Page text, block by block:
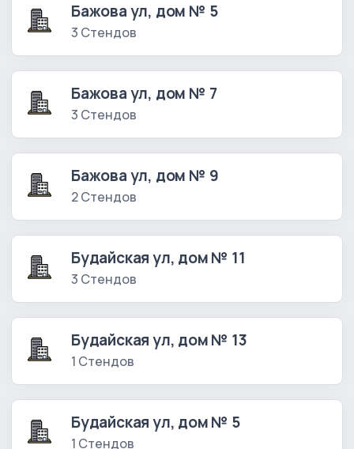
Бажова ул, дом № 5
3 Стендов
Бажова ул, дом № 7
3 Стендов
Бажова ул, дом № 9
2 Стендов
Будайская ул, дом № 11
3 Стендов
Будайская ул, дом № 13
1 Стендов
Будайская ул, дом № 5
1 Стендов